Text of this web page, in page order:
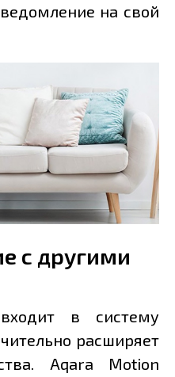
на свой
с другими
в систему
расширяет
Aqara Motion